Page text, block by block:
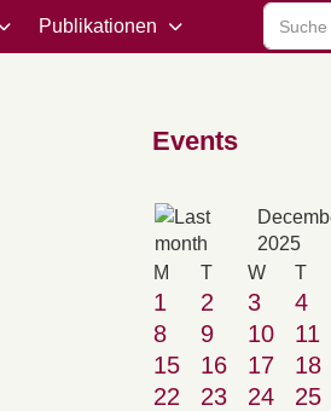
Publikationen
Suchen
Events
2025
M T W T
1 2 3 4
8
9 10 11
15
16 17 18
22
23 24 25